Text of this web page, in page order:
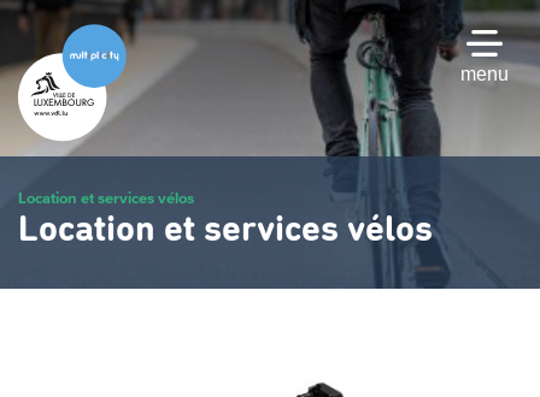
Passer
contenu
principal
menu
Location et services vélos
Location et services vélos